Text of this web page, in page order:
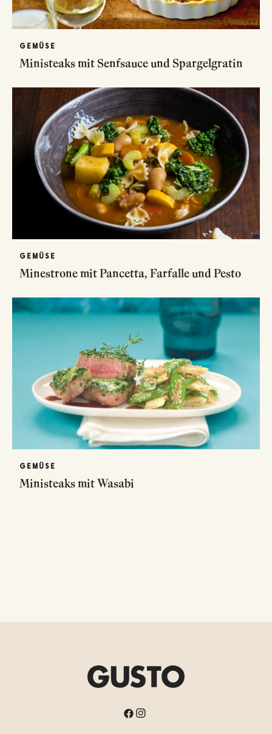
GEMÜSE
Ministeaks mit Senfsauce und Spargelgratin
GEMÜSE
Minestrone mit Pancetta, Farfalle und Pesto
GEMÜSE
Ministeaks mit Wasabi